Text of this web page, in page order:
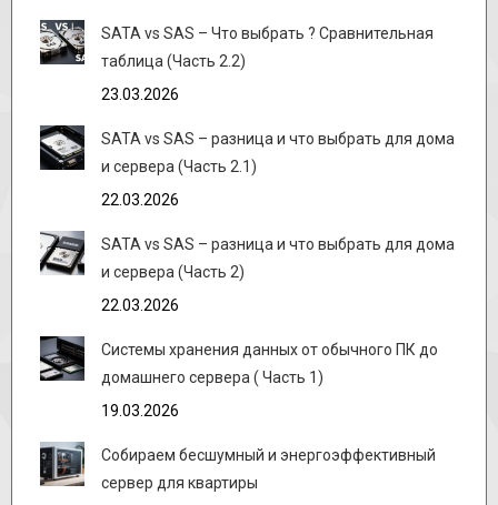
SATA vs SAS – Что выбрать ? Сравнительная
таблица (Часть 2.2)
23.03.2026
SATA vs SAS – разница и что выбрать для дома
и сервера (Часть 2.1)
22.03.2026
SATA vs SAS – разница и что выбрать для дома
и сервера (Часть 2)
22.03.2026
Системы хранения данных от обычного ПК до
домашнего сервера ( Часть 1)
19.03.2026
Собираем бесшумный и энергоэффективный
сервер для квартиры